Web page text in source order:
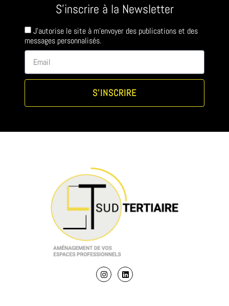
S'inscrire à la Newsletter
J'autorise le site à m'envoyer des publications et des
messages personnalisés.
S'INSCRIRE